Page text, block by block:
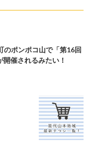
のポンポコ山で「第16回
催されるみたい！